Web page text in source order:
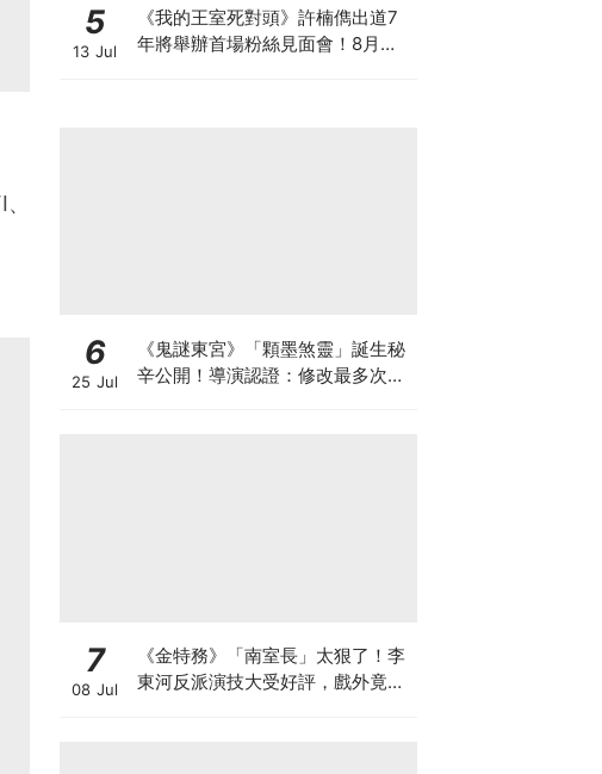
5
13 Jul
《我的王室死對頭》許楠儁出道7
年將舉辦首場粉絲見面會！8月與
6
25 Jul
《鬼謎東宮》「顆墨煞靈」誕生秘
辛公開！導演認證：修改最多次的
7
08 Jul
《金特務》「南室長」太狠了！李
東河反派演技大受好評，戲外竟是